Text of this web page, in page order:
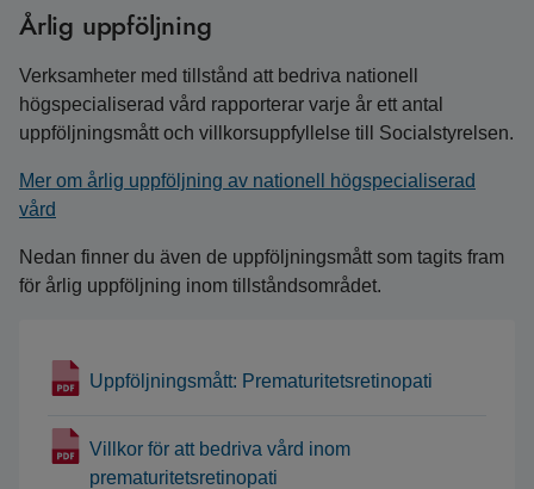
Årlig uppföljning
Verksamheter med tillstånd att bedriva nationell
högspecialiserad vård rapporterar varje år ett antal
uppföljningsmått och villkorsuppfyllelse till Socialstyrelsen.
Mer om årlig uppföljning av nationell högspecialiserad
vård
Nedan finner du även de uppföljningsmått som tagits fram
för årlig uppföljning inom tillståndsområdet.
Uppföljningsmått: Prematuritetsretinopati
Villkor för att bedriva vård inom
prematuritetsretinopati